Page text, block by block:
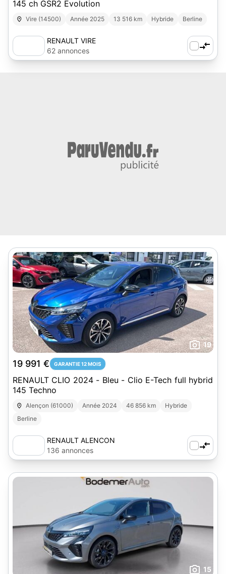
145 ch GSR2 Evolution
Vire (14500) Année 2025 13 516 km Hybride Berline
RENAULT VIRE
62 annonces
19
19 991 € GARANTIE 12 MOIS
RENAULT CLIO 2024 - Bleu - Clio E-Tech full hybrid
145 Techno
Alençon (61000) Année 2024 46 856 km
Hybride
Berline
RENAULT ALENCON
136 annonces
15